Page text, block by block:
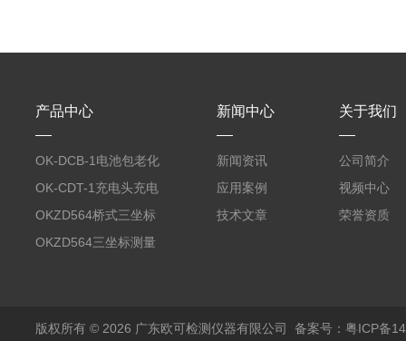
产品中心
OK-DCB-1电池包老化
测试系统
OK-CDT-1充电头充电
宝测试系统
OKZD564桥式三坐标
测量仪
OKZD564三坐标测量
新闻中心
新闻资讯
应用案例
技术文章
关于我们
公司简介
视频中心
荣誉资质
版权所有 © 2026 广东欧可检测仪器有限公司 备案号：粤ICP备